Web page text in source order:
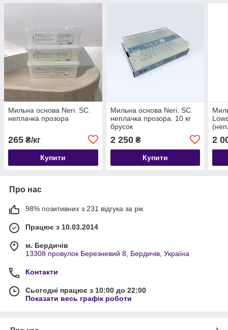
Мильна основа Neri. SC.
неплачка прозора
265 ₴/кг
Купити
Мильна основа Neri. SC.
неплачка прозора. 10 кг
брусок
2 250₴
Купити
2
Про нас
98% позитивних з 231 відгука за рік
Працює з 10.03.2014
м. Бердичів
13308 провулок Березневий 8, Бердичів, Україна
Контакти
Сьогодні працює з 10:00 до 22:00
Показати весь графік роботи